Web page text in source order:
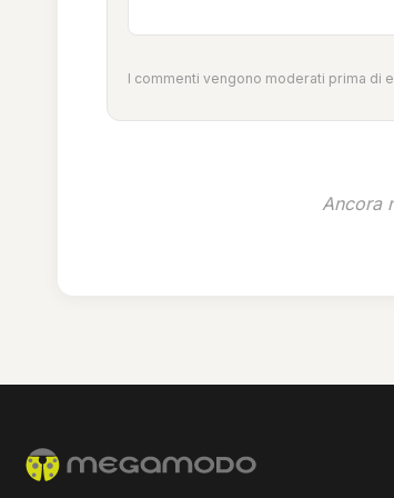
I commenti vengono moderati prima di
Ancora